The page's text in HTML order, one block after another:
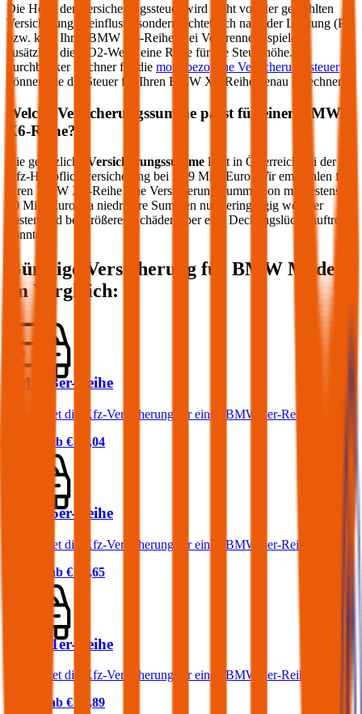
Die Höhe der Versicherungssteuer wird nicht von der gewählten
Versicherung beeinflusst, sondern richtet sich nach der Leistung (PS
bzw. kW) Ihres
BMW X6-Reihe . Bei Verbrennern spielen
zusätzlich die CO2-Werte eine Rolle für die Steuerhöhe. Im
durchblicker Rechner für die motorbezogene Versicherungssteuer
können Sie die Steuer für Ihren BMW X6-Reihe genau berechnen.
Welche Versicherungssumme passt für einen
BMW
X6-Reihe?
Die gesetzliche Versicherungssumme liegt in Österreich bei der
Kfz-Haftpflichtversicherung bei 7,79 Mio. Euro. Wir empfehlen für
Ihren BMW X6-Reihe eine Versicherungssumme von mindestens
20 Mio. Euro, da niedrigere Summen nur geringfügig weniger
kosten und bei größeren Schäden aber eine Deckungslücke auftreten
könnte.
Günstige Versicherung für BMW Modelle
im Vergleich:
BMW 3er-Reihe
Was kostet die Kfz-Versicherung für einen BMW 3er-Reihe?
Prämie ab € 68,04
BMW 5er-Reihe
Was kostet die Kfz-Versicherung für einen BMW 5er-Reihe?
Prämie ab € 83,65
BMW 1er-Reihe
Was kostet die Kfz-Versicherung für einen BMW 1er-Reihe?
Prämie ab € 72,89